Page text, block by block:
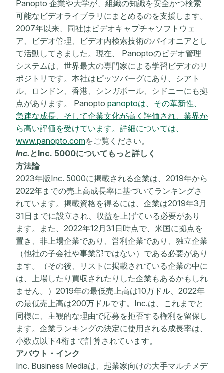
Panopto 企業や大学が、組織の知識を安全かつ検索
可能なビデオライブラリにまとめるのを支援します。
2007年以来、同社はビデオキャプチャソフトウェ
ア、ビデオ管理、ビデオ内検索技術のパイオニアとし
て活動してきました。現在、 Panoptoのビデオ管理
システムは、世界最大の専門家による学習ビデオのリ
ポジトリです。本社はピッツバーグにあり、シアト
ル、ロンドン、香港、シンガポール、シドニーにも拠
点があります。 Panopto panoptoは、その革新性、
急速な成長、そして企業文化が高く評価され、業界か
ら高い評価を受けています。詳細については、
www.panopto.comをご覧ください。
Inc.とInc. 5000についてもっと詳しく
方法論
2023年版Inc. 5000に掲載される企業は、2019年から
2022年までの売上高成長率に基づいてランキングさ
れています。掲載資格を得るには、企業は2019年3月
31日までに設立され、収益を上げている必要があり
ます。また、2022年12月31日時点で、米国に拠点を
置き、非上場企業であり、営利企業であり、独立企業
（他社の子会社や事業部ではない）である必要があり
ます。（その後、リストに掲載されている企業の中に
は、上場したり買収されたりした企業もあるかもしれ
ません。）2019年の最低売上高は10万ドル、2022年
の最低売上高は200万ドルです。Inc.は、これまでと
同様に、主観的な理由で応募を拒否する権利を留保し
ます。企業ランキングの決定に使用される成長率は、
小数点以下4桁まで計算されています。
アバウト・インク
Inc. Business Mediaは、起業家向けの大手マルチメデ